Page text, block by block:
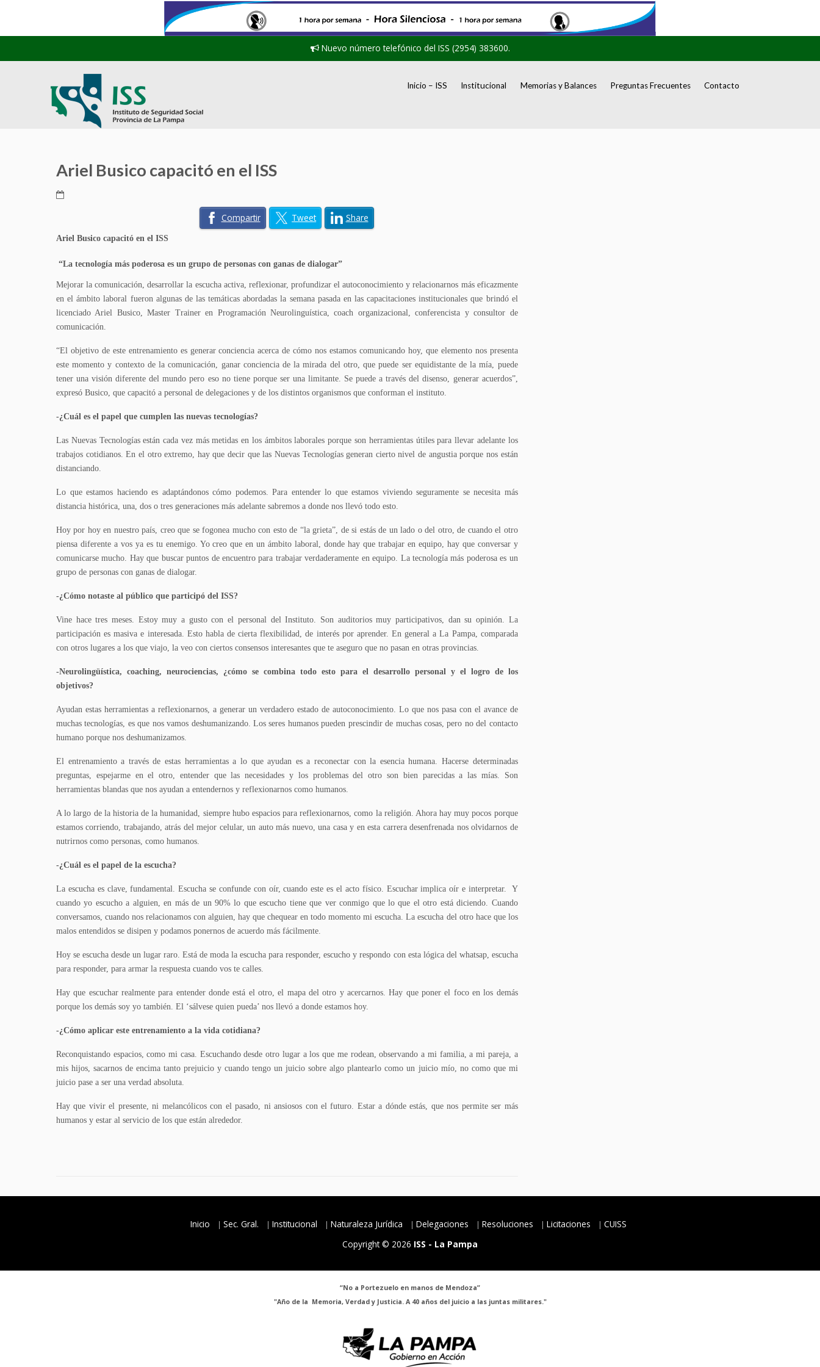
Nuevo número telefónico del ISS (2954) 383600.
Inicio – ISS Institucional Memorias y Balances Preguntas Frecuentes Contacto
Ariel Busico capacitó en el ISS
Compartir Tweet Share
Ariel Busico capacitó en el ISS
“La tecnología más poderosa es un grupo de personas con ganas de dialogar”
Mejorar la comunicación, desarrollar la escucha activa, reflexionar, profundizar el autoconocimiento y relacionarnos más eficazmente
en el ámbito laboral fueron algunas de las temáticas abordadas la semana pasada en las capacitaciones institucionales que brindó el
licenciado Ariel Busico, Master Trainer en Programación Neurolinguística, coach organizacional, conferencista y consultor de
comunicación.
“El objetivo de este entrenamiento es generar conciencia acerca de cómo nos estamos comunicando hoy, que elemento nos presenta
este momento y contexto de la comunicación, ganar conciencia de la mirada del otro, que puede ser equidistante de la mía, puede
tener una visión diferente del mundo pero eso no tiene porque ser una limitante. Se puede a través del disenso, generar acuerdos”,
expresó Busico, que capacitó a personal de delegaciones y de los distintos organismos que conforman el instituto.
-¿Cuál es el papel que cumplen las nuevas tecnologías?
Las Nuevas Tecnologías están cada vez más metidas en los ámbitos laborales porque son herramientas útiles para llevar adelante los
trabajos cotidianos. En el otro extremo, hay que decir que las Nuevas Tecnologías generan cierto nivel de angustia porque nos están
distanciando.
Lo que estamos haciendo es adaptándonos cómo podemos. Para entender lo que estamos viviendo seguramente se necesita más
distancia histórica, una, dos o tres generaciones más adelante sabremos a donde nos llevó todo esto.
Hoy por hoy en nuestro país, creo que se fogonea mucho con esto de “la grieta”, de si estás de un lado o del otro, de cuando el otro
piensa diferente a vos ya es tu enemigo. Yo creo que en un ámbito laboral, donde hay que trabajar en equipo, hay que conversar y
comunicarse mucho. Hay que buscar puntos de encuentro para trabajar verdaderamente en equipo. La tecnología más poderosa es un
grupo de personas con ganas de dialogar.
-¿Cómo notaste al público que participó del ISS?
Vine hace tres meses. Estoy muy a gusto con el personal del Instituto. Son auditorios muy participativos, dan su opinión. La
participación es masiva e interesada. Esto habla de cierta flexibilidad, de interés por aprender. En general a La Pampa, comparada
con otros lugares a los que viajo, la veo con ciertos consensos interesantes que te aseguro que no pasan en otras provincias.
-Neurolingüística, coaching, neurociencias, ¿cómo se combina todo esto para el desarrollo personal y el logro de los
objetivos?
Ayudan estas herramientas a reflexionarnos, a generar un verdadero estado de autoconocimiento. Lo que nos pasa con el avance de
muchas tecnologías, es que nos vamos deshumanizando. Los seres humanos pueden prescindir de muchas cosas, pero no del contacto
humano porque nos deshumanizamos.
El entrenamiento a través de estas herramientas a lo que ayudan es a reconectar con la esencia humana. Hacerse determinadas
preguntas, espejarme en el otro, entender que las necesidades y los problemas del otro son bien parecidas a las mías. Son
herramientas blandas que nos ayudan a entendernos y reflexionarnos como humanos.
A lo largo de la historia de la humanidad, siempre hubo espacios para reflexionarnos, como la religión. Ahora hay muy pocos porque
estamos corriendo, trabajando, atrás del mejor celular, un auto más nuevo, una casa y en esta carrera desenfrenada nos olvidarnos de
nutrirnos como personas, como humanos.
-¿Cuál es el papel de la escucha?
La escucha es clave, fundamental. Escucha se confunde con oír, cuando este es el acto físico. Escuchar implica oír e interpretar. Y
cuando yo escucho a alguien, en más de un 90% lo que escucho tiene que ver conmigo que lo que el otro está diciendo. Cuando
conversamos, cuando nos relacionamos con alguien, hay que chequear en todo momento mi escucha. La escucha del otro hace que los
malos entendidos se disipen y podamos ponernos de acuerdo más fácilmente.
Hoy se escucha desde un lugar raro. Está de moda la escucha para responder, escucho y respondo con esta lógica del whatsap, escucha
para responder, para armar la respuesta cuando vos te calles.
Hay que escuchar realmente para entender donde está el otro, el mapa del otro y acercarnos. Hay que poner el foco en los demás
porque los demás soy yo también. El ‘sálvese quien pueda’ nos llevó a donde estamos hoy.
-¿Cómo aplicar este entrenamiento a la vida cotidiana?
Reconquistando espacios, como mi casa. Escuchando desde otro lugar a los que me rodean, observando a mi familia, a mi pareja, a
mis hijos, sacarnos de encima tanto prejuicio y cuando tengo un juicio sobre algo plantearlo como un juicio mío, no como que mi
juicio pase a ser una verdad absoluta.
Hay que vivir el presente, ni melancólicos con el pasado, ni ansiosos con el futuro. Estar a dónde estás, que nos permite ser más
humanos y estar al servicio de los que están alrededor.
Inicio Sec. Gral. Institucional Naturaleza Jurídica Delegaciones Resoluciones Licitaciones
CUISS
Copyright © 2026 ISS - La Pampa
“No a Portezuelo en manos de Mendoza”
"Año de la Memoria, Verdad y Justicia. A 40 años del juicio a las juntas militares."